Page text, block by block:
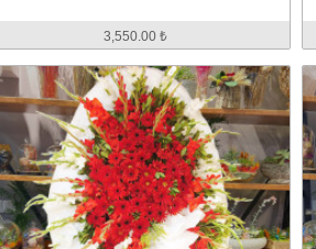
3,550.00 ₺